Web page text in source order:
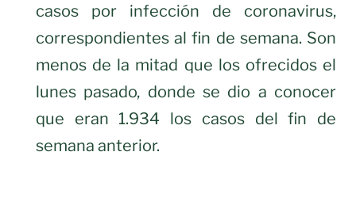
casos por infección de coronavirus,
correspondientes al fin de semana. Son
menos de la mitad que los ofrecidos el
lunes pasado, donde se dio a conocer
que eran 1.934 los casos del fin de
semana anterior.